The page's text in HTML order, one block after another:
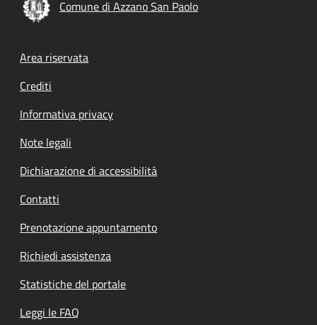
Comune di Azzano San Paolo
Footer menu
Area riservata
Crediti
Informativa privacy
Note legali
Dichiarazione di accessibilità
Contatti
Prenotazione appuntamento
Richiedi assistenza
Statistiche del portale
Leggi le FAQ